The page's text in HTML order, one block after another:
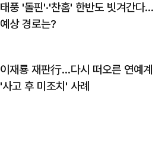
태풍 '돌핀'·'찬홈' 한반도 빗겨간다…
예상 경로는?
이재룡 재판行…다시 떠오른 연예계
'사고 후 미조치' 사례